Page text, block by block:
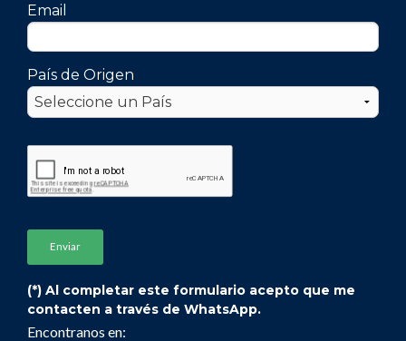
Email
País de Origen
(*) Al completar este formulario acepto que me
contacten a través de WhatsApp.
Encontranos en: